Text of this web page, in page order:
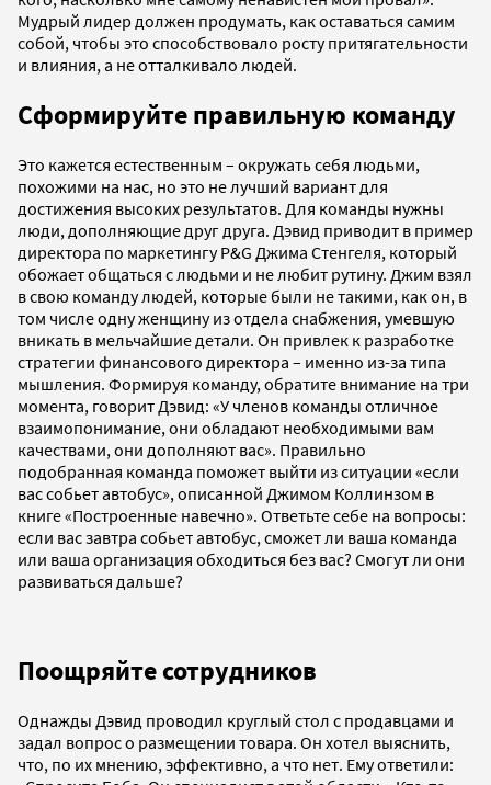
Мудрый лидер должен продумать, как оставаться самим
собой, чтобы это способствовало росту притягательности
и влияния, а не отталкивало людей.
Сформируйте правильную команду
Это кажется естественным – окружать себя людьми,
похожими на нас, но это не лучший вариант для
достижения высоких результатов. Для команды нужны
люди, дополняющие друг друга. Дэвид приводит в пример
директора по маркетингу P&G Джима Стенгеля, который
обожает общаться с людьми и не любит рутину. Джим взял
в свою команду людей, которые были не такими, как он, в
том числе одну женщину из отдела снабжения, умевшую
вникать в мельчайшие детали. Он привлек к разработке
стратегии финансового директора – именно из-за типа
мышления. Формируя команду, обратите внимание на три
момента, говорит Дэвид: «У членов команды отличное
взаимопонимание, они обладают необходимыми вам
качествами, они дополняют вас». Правильно
подобранная команда поможет выйти из ситуации «если
вас собьет автобус», описанной Джимом Коллинзом в
книге «Построенные навечно». Ответьте себе на вопросы:
если вас завтра собьет автобус, сможет ли ваша команда
или ваша организация обходиться без вас? Смогут ли они
развиваться дальше?
Поощряйте сотрудников
Однажды Дэвид проводил круглый стол с продавцами и
задал вопрос о размещении товара. Он хотел выяснить,
что, по их мнению, эффективно, а что нет. Ему ответили: